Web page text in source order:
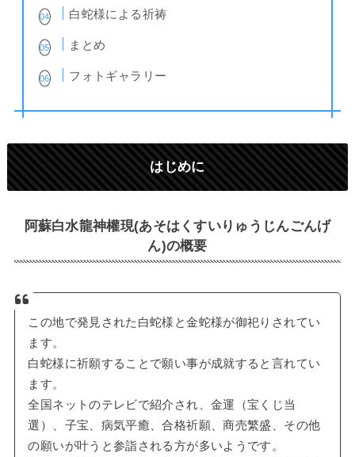
白蛇様による祈祷
まとめ
フォトギャラリー
はじめに
阿蘇白水龍神權現(あそはくすいりゅうじんごんげ
ん)の概要
この地で発見された白蛇様と金蛇様が御祀りされてい
ます。
白蛇様に祈願することで願い事が成就すると言れてい
ます。
全国ネットのテレビで紹介され、金運（宝くじ当
選）、子宝、病気平癒、合格祈願、商売繁盛、その他
の願いが叶うと参詣される方が多いようです。